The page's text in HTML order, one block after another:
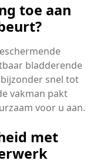
toe aan
bladderende
snel tot
vakman pakt
voor u aan.
met